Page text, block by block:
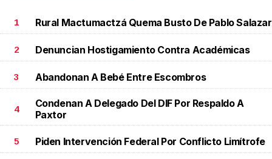
1 Rural Mactumactzá Quema Busto De Pablo Salazar
2 Denuncian Hostigamiento Contra Académicas
3 Abandonan A Bebé Entre Escombros
4
Condenan A Delegado Del DIF Por Respaldo A
Paxtor
5 Piden Intervención Federal Por Conflicto Limítrofe